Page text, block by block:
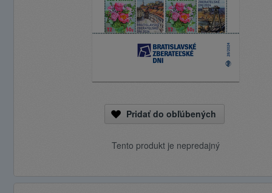
Pridať do obľúbených
Tento produkt je nepredajný